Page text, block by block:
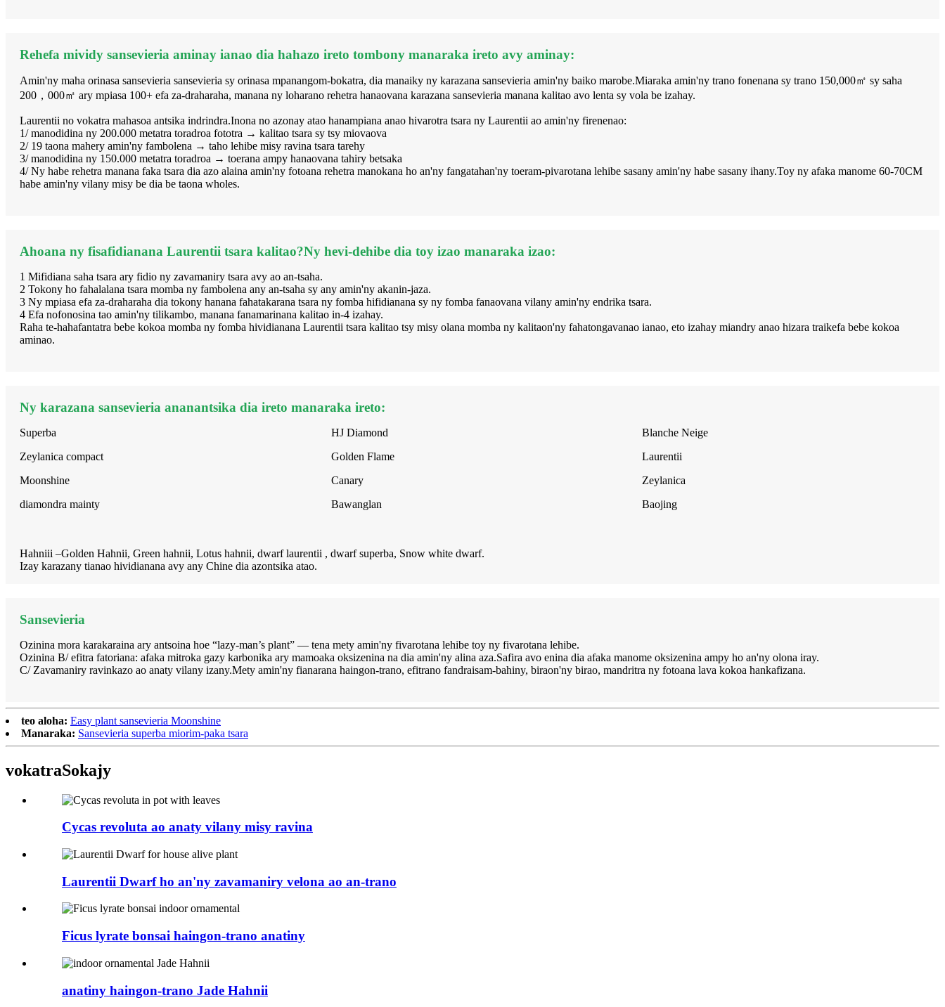
Rehefa mividy sansevieria aminay ianao dia hahazo ireto tombony manaraka ireto avy aminay:
Amin'ny maha orinasa sansevieria sansevieria sy orinasa mpanangom-bokatra, dia manaiky ny karazana sansevieria amin'ny baiko marobe.Miaraka amin'ny trano fonenana sy trano 150,000㎡ sy saha
200，000㎡ ary mpiasa 100+ efa za-draharaha, manana ny loharano rehetra hanaovana karazana sansevieria manana kalitao avo lenta sy vola be izahay.
Laurentii no vokatra mahasoa antsika indrindra.Inona no azonay atao hanampiana anao hivarotra tsara ny Laurentii ao amin'ny firenenao:
1/ manodidina ny 200.000 metatra toradroa fototra → kalitao tsara sy tsy miovaova
2/ 19 taona mahery amin'ny fambolena → taho lehibe misy ravina tsara tarehy
3/ manodidina ny 150.000 metatra toradroa → toerana ampy hanaovana tahiry betsaka
4/ Ny habe rehetra manana faka tsara dia azo alaina amin'ny fotoana rehetra manokana ho an'ny fangatahan'ny toeram-pivarotana lehibe sasany amin'ny habe sasany ihany.Toy ny afaka manome 60-70CM
habe amin'ny vilany misy be dia be taona wholes.
Ahoana ny fisafidianana Laurentii tsara kalitao?Ny hevi-dehibe dia toy izao manaraka izao:
1 Mifidiana saha tsara ary fidio ny zavamaniry tsara avy ao an-tsaha.
2 Tokony ho fahalalana tsara momba ny fambolena any an-tsaha sy any amin'ny akanin-jaza.
3 Ny mpiasa efa za-draharaha dia tokony hanana fahatakarana tsara ny fomba hifidianana sy ny fomba fanaovana vilany amin'ny endrika tsara.
4 Efa nofonosina tao amin'ny tilikambo, manana fanamarinana kalitao in-4 izahay.
Raha te-hahafantatra bebe kokoa momba ny fomba hividianana Laurentii tsara kalitao tsy misy olana momba ny kalitaon'ny fahatongavanao ianao, eto izahay miandry anao hizara traikefa bebe kokoa
aminao.
Ny karazana sansevieria ananantsika dia ireto manaraka ireto:
Superba
Zeylanica compact
Moonshine
diamondra mainty
HJ Diamond
Golden Flame
Canary
Bawanglan
Blanche Neige
Laurentii
Zeylanica
Baojing
Hahniii –Golden Hahnii, Green hahnii, Lotus hahnii, dwarf laurentii , dwarf superba, Snow white dwarf.
Izay karazany tianao hividianana avy any Chine dia azontsika atao.
Sansevieria
Ozinina mora karakaraina ary antsoina hoe “lazy-man’s plant” — tena mety amin'ny fivarotana lehibe toy ny fivarotana lehibe.
Ozinina B/ efitra fatoriana: afaka mitroka gazy karbonika ary mamoaka oksizenina na dia amin'ny alina aza.Safira avo enina dia afaka manome oksizenina ampy ho an'ny olona iray.
C/ Zavamaniry ravinkazo ao anaty vilany izany.Mety amin'ny fianarana haingon-trano, efitrano fandraisam-bahiny, biraon'ny birao, mandritra ny fotoana lava kokoa hankafizana.
teo aloha: Easy plant sansevieria Moonshine
Manaraka: Sansevieria superba miorim-paka tsara
vokatraSokajy
Cycas revoluta ao anaty vilany misy ravina
Laurentii Dwarf ho an'ny zavamaniry velona ao an-trano
Ficus lyrate bonsai haingon-trano anatiny
anatiny haingon-trano Jade Hahnii